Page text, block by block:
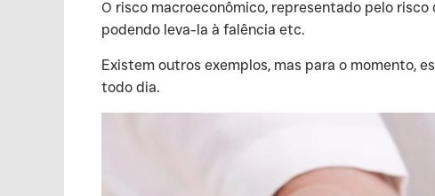
O risco macroeconômico, representado pelo
podendo leva-la à falência etc.
‍Existem outros exemplos, mas para o momento,
todo dia.